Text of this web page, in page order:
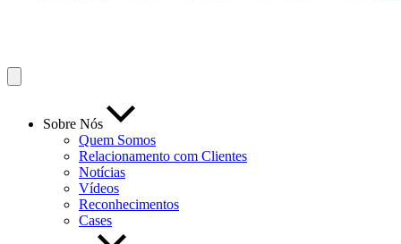
Sobre Nós
Quem Somos
Relacionamento com Clientes
Notícias
Vídeos
Reconhecimentos
Cases